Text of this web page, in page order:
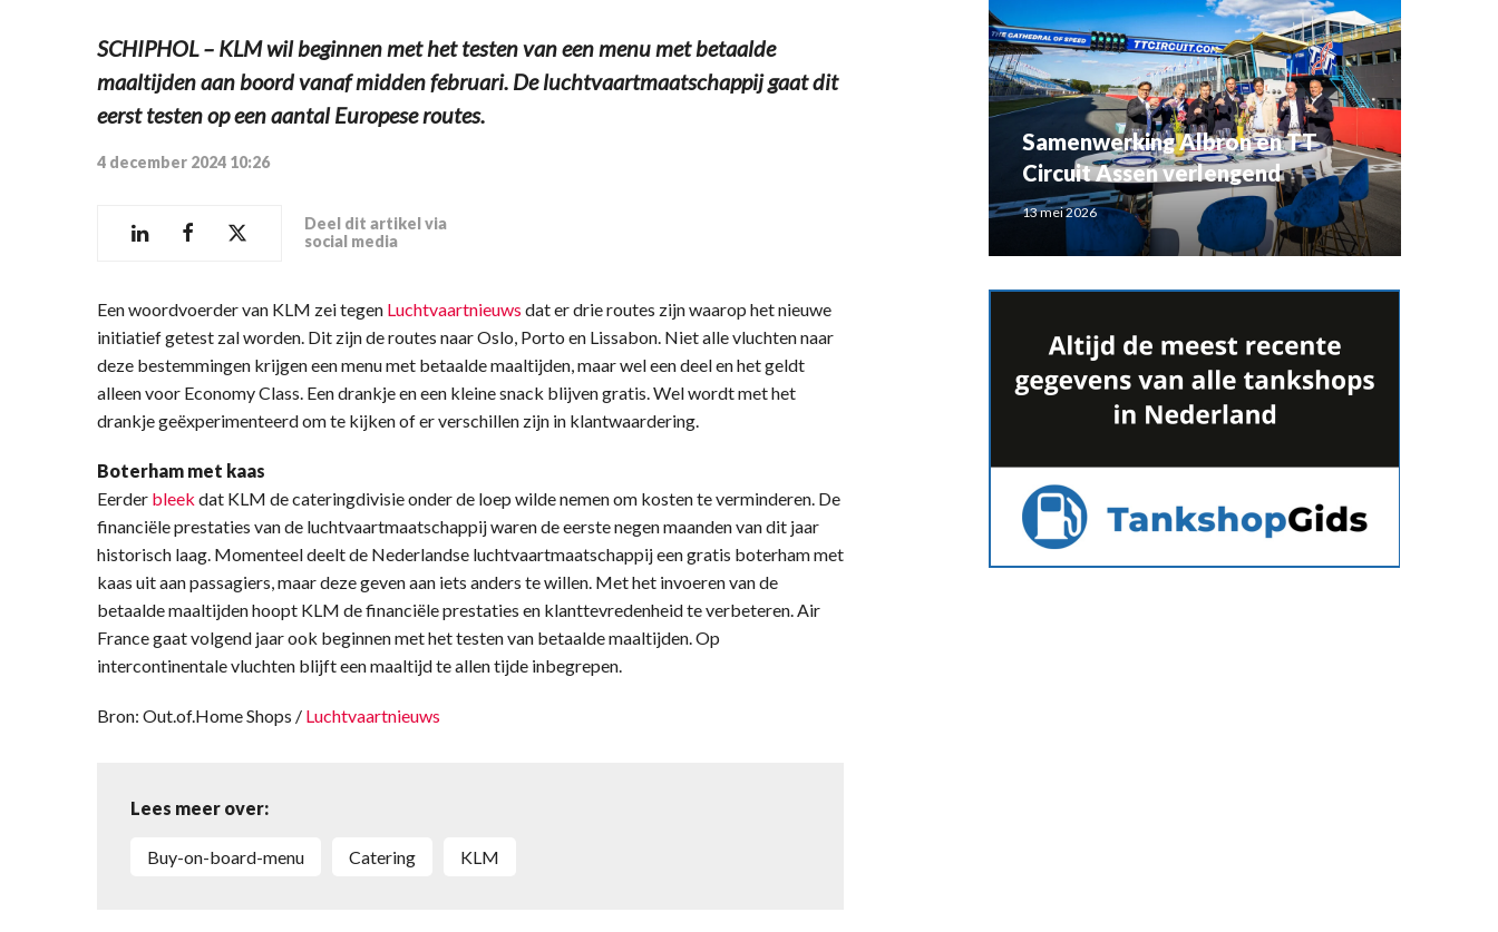
SCHIPHOL – KLM wil beginnen met het testen van een menu met betaalde
maaltijden aan boord vanaf midden februari. De luchtvaartmaatschappij gaat dit
eerst testen op een aantal Europese routes.
4 december 2024 10:26
Deel dit artikel via
social media
Een woordvoerder van KLM zei tegen Luchtvaartnieuws dat er drie routes zijn waarop het nieuwe
initiatief getest zal worden. Dit zijn de routes naar Oslo, Porto en Lissabon. Niet alle vluchten naar
deze bestemmingen krijgen een menu met betaalde maaltijden, maar wel een deel en het geldt
alleen voor Economy Class. Een drankje en een kleine snack blijven gratis. Wel wordt met het
drankje geëxperimenteerd om te kijken of er verschillen zijn in klantwaardering.
Boterham met kaas
Eerder bleek dat KLM de cateringdivisie onder de loep wilde nemen om kosten te verminderen. De
financiële prestaties van de luchtvaartmaatschappij waren de eerste negen maanden van dit jaar
historisch laag. Momenteel deelt de Nederlandse luchtvaartmaatschappij een gratis boterham met
kaas uit aan passagiers, maar deze geven aan iets anders te willen. Met het invoeren van de
betaalde maaltijden hoopt KLM de financiële prestaties en klanttevredenheid te verbeteren. Air
France gaat volgend jaar ook beginnen met het testen van betaalde maaltijden. Op
intercontinentale vluchten blijft een maaltijd te allen tijde inbegrepen.
Bron: Out.of.Home Shops / Luchtvaartnieuws
Lees meer over:
Buy-on-board-menu Catering KLM
Samenwerking Albron en TT
Circuit Assen verlengend
13 mei 2026